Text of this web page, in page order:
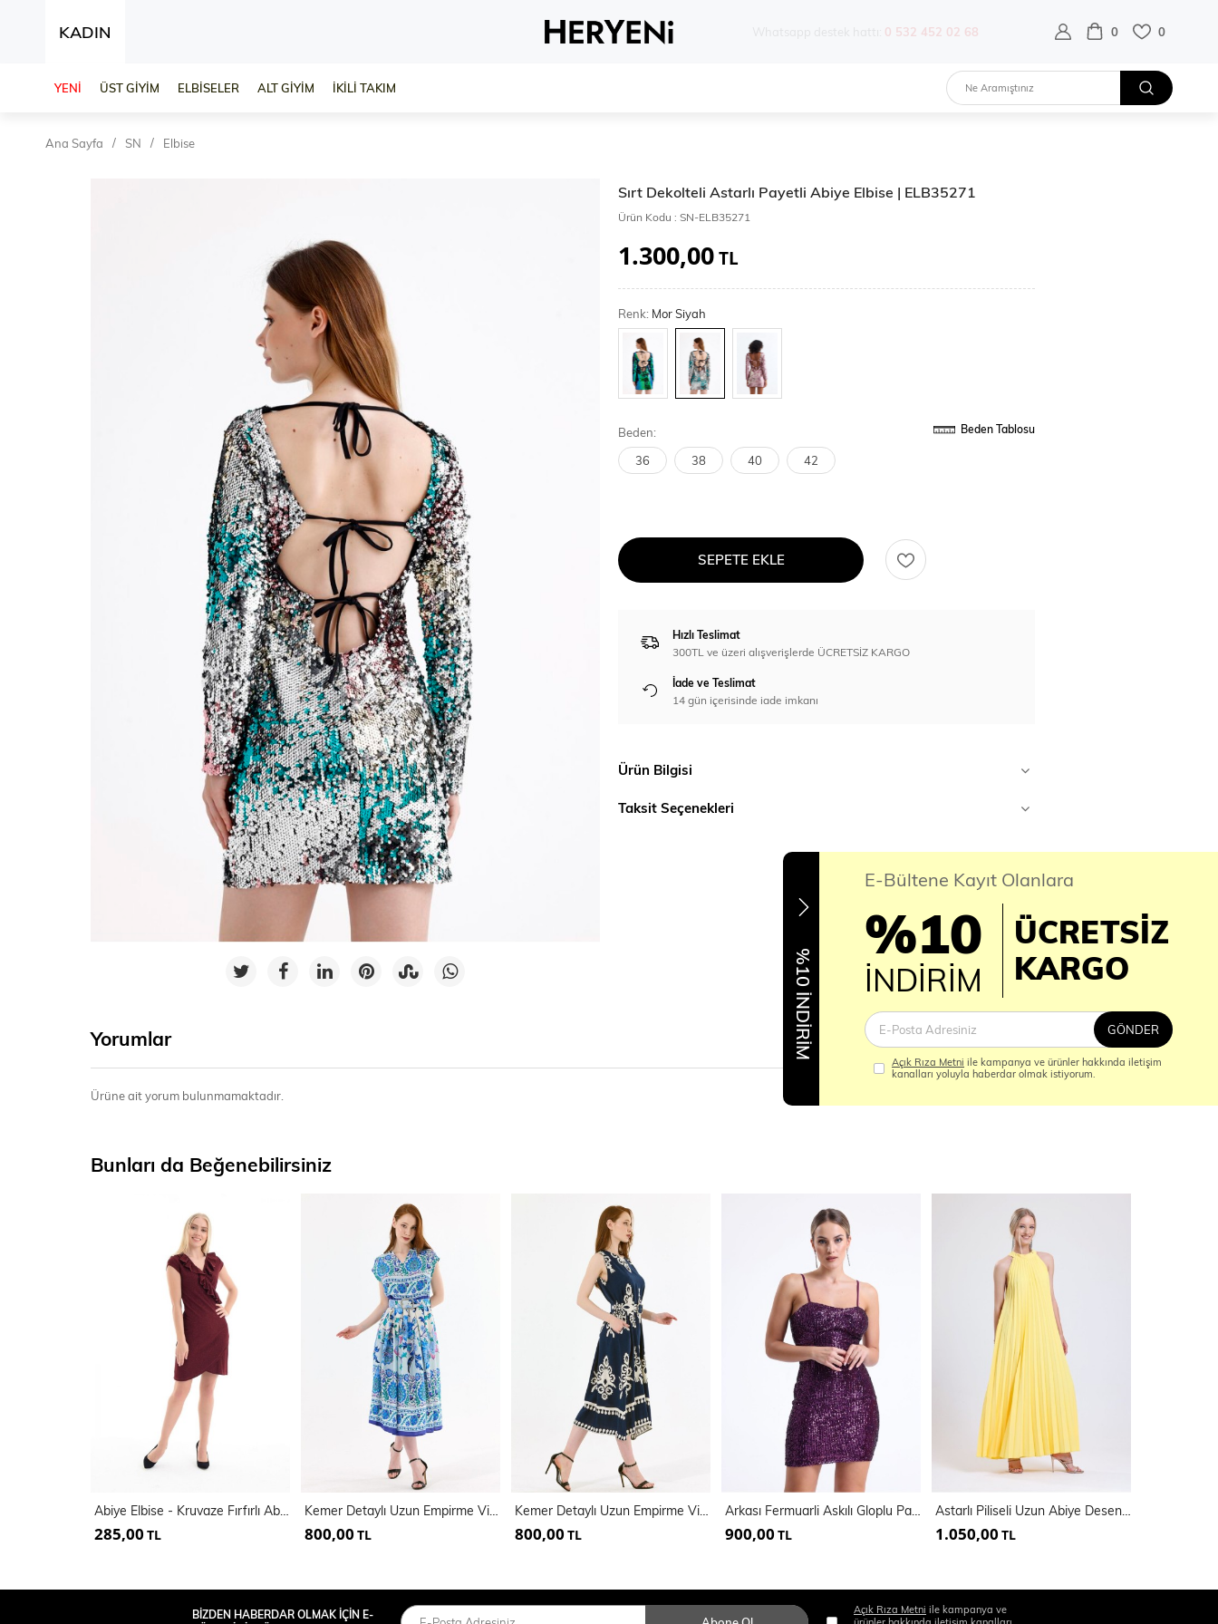
KADIN 0 532 452 02 68 0 0
YENİ ÜST GİYİM ELBİSELER ALT GİYİM İKİLİ TAKIM
Ana Sayfa SN Elbise
Sırt Dekolteli Astarlı Payetli Abiye Elbise | ELB35271
Ürün Kodu : SN-ELB35271
1.300,00TL
Renk: Mor Siyah
Beden: Beden Tablosu
36 38 40 42
SEPETE EKLE
Hızlı Teslimat
300TL ve üzeri alışverişlerde ÜCRETSİZ KARGO
İade ve Teslimat
14 gün içerisinde iade imkanı
Ürün Bilgisi
Taksit Seçenekleri
Yorumlar
Ürüne ait yorum bulunmamaktadır.
Bunları da Beğenebilirsiniz
Abiye Elbise - Kruvaze Fırfırlı Abiye Elbise | Elb31420
285,00 TL
Kemer Detaylı Uzun Empirme Viskon Jile Elbise | Elb35648
800,00 TL
Kemer Detaylı Uzun Empirme Viskon Jile Elbise | Elb35653
800,00 TL
Arkası Fermuarli Askılı Gloplu Payet Elbise | Elb35062
900,00 TL
Astarlı Piliseli Uzun Abiye Desenli Şifon Elbise | ELB3512
1.050,00 TL
%10 İNDİRİM
E-Bültene Kayıt Olanlara
%10
İNDİRİM
ÜCRETSİZ
KARGO
GÖNDER
Açık Rıza Metni ile kampanya ve ürünler hakkında iletişim
kanalları yoluyla haberdar olmak istiyorum.
BİZDEN HABERDAR OLMAK İÇİN E-
Açık Rıza Metni ile kampanya ve